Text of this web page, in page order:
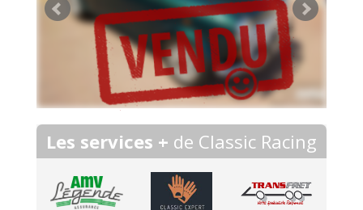
Les services + de Classic Racing